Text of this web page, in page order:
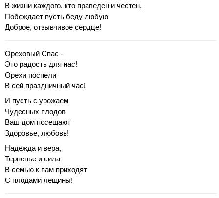
В жизни каждого, кто праведен и честен,
Побеждает пусть беду любую
Доброе, отзывчивое сердце!
Ореховый Спас -
Это радость для нас!
Орехи поспели
В сей праздничный час!
И пусть с урожаем
Чудесных плодов
Ваш дом посещают
Здоровье, любовь!
Надежда и вера,
Терпенье и сила
В семью к вам приходят
С плодами лещины!